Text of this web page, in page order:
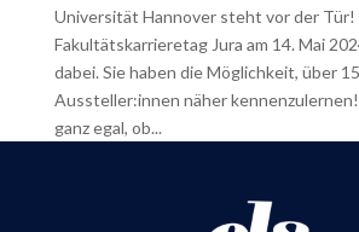
Universität Hannover steht vor der Tür!
Fakultätskarrieretag Jura am 14. Mai
dabei. Sie haben die Möglichkeit, über 15
Aussteller:innen näher
ganz egal, ob...